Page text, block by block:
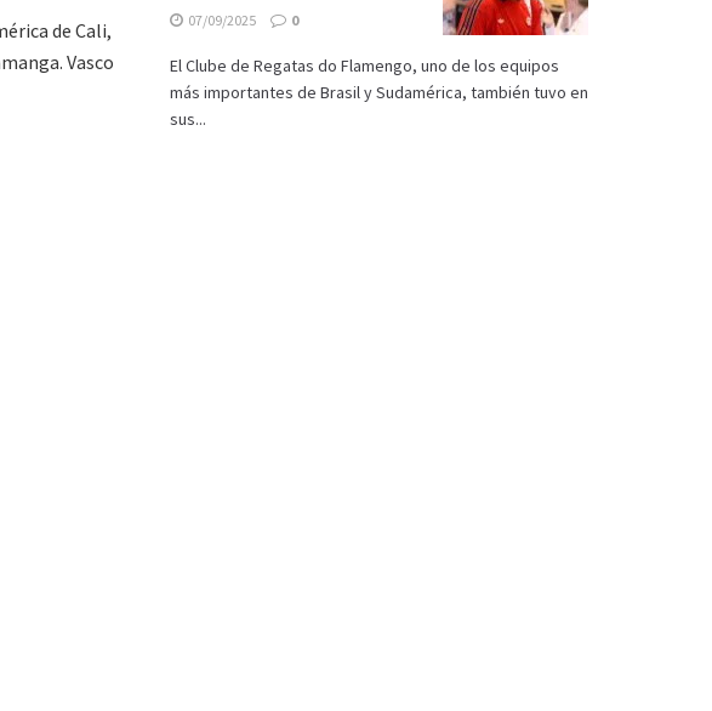
de Cali,
Vasco
07/09/2025 0
El Clube de Regatas do Flamengo, uno de los equipos
más importantes de Brasil y Sudamérica, también tuvo en
sus...